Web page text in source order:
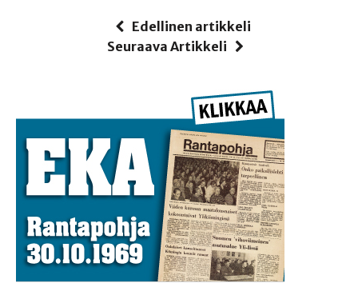
Edellinen artikkeli
Seuraava Artikkeli